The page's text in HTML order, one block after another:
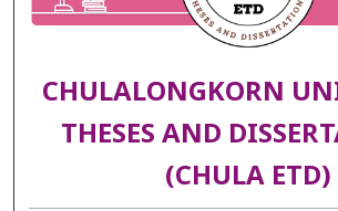
CHULALONGKORN
THESES AND
(CHULA ETD)